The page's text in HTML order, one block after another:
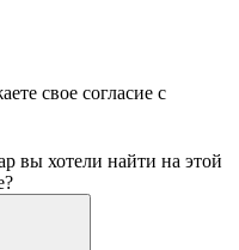
свое согласие с
вы хотели найти на этой